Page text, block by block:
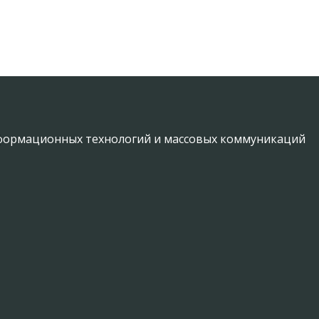
технологий и массовых коммуникаций